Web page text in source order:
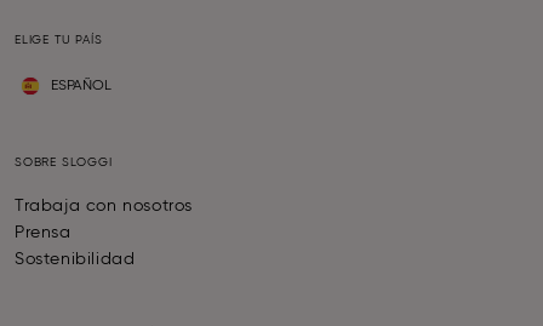
ELIGE TU PAÍS
ESPAÑOL
SOBRE SLOGGI
Trabaja con nosotros
Prensa
Sostenibilidad